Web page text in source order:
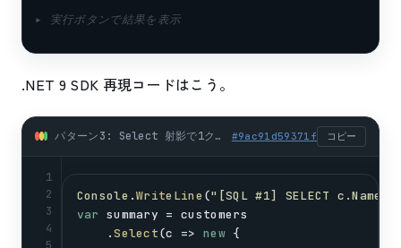
▸ 実行ボタンで結果を表示
.NET 9 SDK 再現コードはこう。
パターン3: Select 射影で1クエリ集計 (画面に出す列だけ) (csharp) #9ac91d59371f コピー
1
2
3
4
5
Console .WriteLine ("[SQL #1] SELECT c.Name,
var summary = customers
    .
Select(c => new {